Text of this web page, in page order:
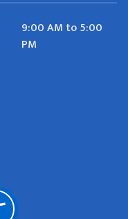
9:00 AM to 5:00
PM